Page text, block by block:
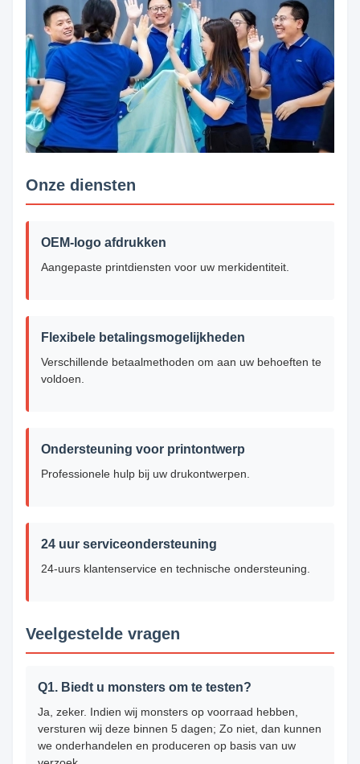
Onze diensten
OEM-logo afdrukken
Aangepaste printdiensten voor uw merkidentiteit.
Flexibele betalingsmogelijkheden
Verschillende betaalmethoden om aan uw behoeften te
voldoen.
Ondersteuning voor printontwerp
Professionele hulp bij uw drukontwerpen.
24 uur serviceondersteuning
24-uurs klantenservice en technische ondersteuning.
Veelgestelde vragen
Q1. Biedt u monsters om te testen?
Ja, zeker. Indien wij monsters op voorraad hebben,
versturen wij deze binnen 5 dagen; Zo niet, dan kunnen
we onderhandelen en produceren op basis van uw